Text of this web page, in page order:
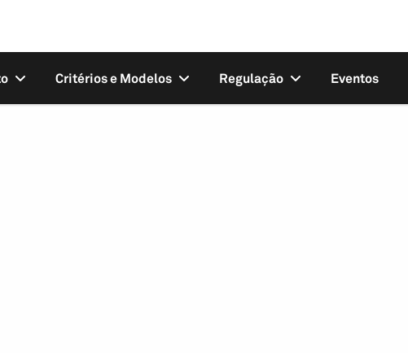
Critérios e Modelos Regulação Eventos